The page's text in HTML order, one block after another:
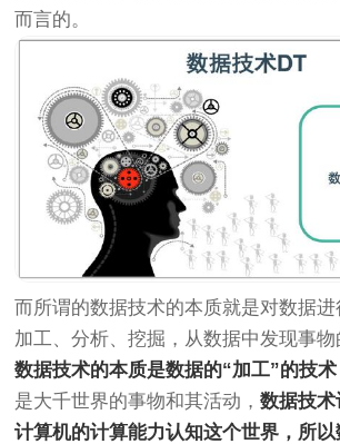
而言的。
而所谓的数据技术的本质就是对数据进
加工、分析、挖掘，从数据中发现事物
数据技术的本质是数据的“加工”的技术
是大千世界的事物和其活动，数据技
计算机的计算能力认知这个世界，所